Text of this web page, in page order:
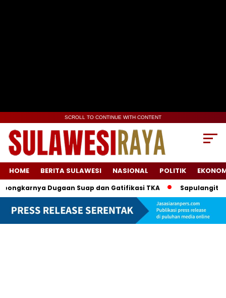
SCROLL TO CONTINUE WITH CONTENT
HOME BERITA SULAWESI NASIONAL POLITIK
Dugaan Suap dan Gatifikasi TKA Sapulangit PR